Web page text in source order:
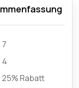
7
4
25% Rabatt